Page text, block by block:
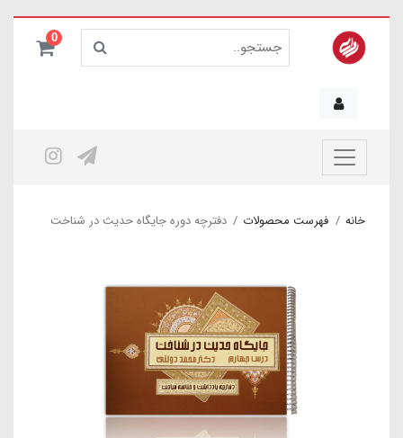
0
خانه فهرست محصولات دفترچه دوره جایگاه حدیث در شناخت